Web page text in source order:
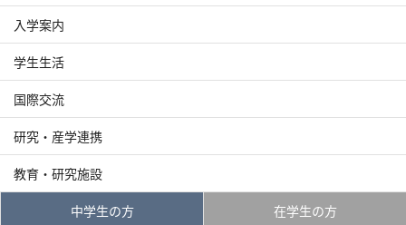
入学案内
学生生活
国際交流
研究・産学連携
教育・研究施設
中学生の方 在学生の方